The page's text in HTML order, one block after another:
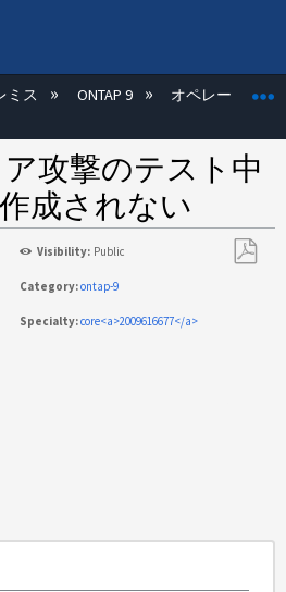
を展開/折りたたむ
ミス ONTAP 9 オペレーティン
攻撃のテスト中
成されない
Visibility: Public
Category:ontap-9
Specialty:core<a>2009616677</a>